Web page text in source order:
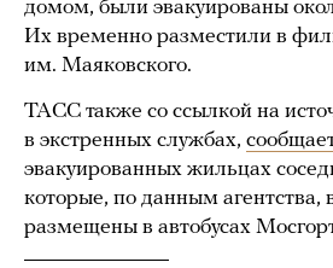
домом, были эвакуированы
Их временно разместили в
им. Маяковского.
ТАСС также со ссылкой на
в экстренных службах,
эвакуированных жильцах
которые, по данным агентства,
размещены в автобусах